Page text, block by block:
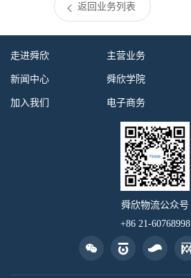
返回业务列表
走进舜欣 主营业务
新闻中心 舜欣学院
加入我们 电子商务
舜欣物流公众号
+86 21-60768998